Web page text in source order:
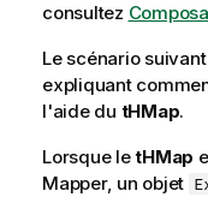
consultez
Le scénario
expliquant
l'aide du tHMap.
Lorsque letHMap
Mapper, un objet